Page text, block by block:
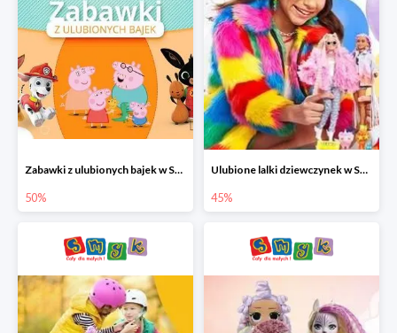
Zabawki z ulubionych bajek w Smyku do -50%
50%
Ulubione lalki dziewczynek w Smyku do -45%
45%